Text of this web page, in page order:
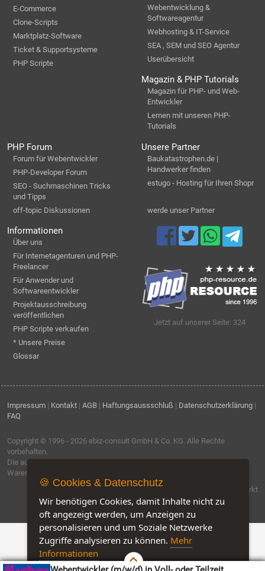
E-Commerce
Clone-Scripts
Marktplatz-Software
Ticket & Supportsysteme
PHP Scripte
Webentwicklung &
Softwareagentur
Webhosting & IT-Service
SEA , SEM und SEO Agentur
Userübersicht
Magazin & PHP Tutorials
Magazin für PHP- und Web-
Entwickler
Lernen mit unseren PHP-
Tutorials
PHP Forum
Forum für Webentwickler
PHP-Developer Forum
SEO - Suchmaschinen Tricks
und Tipps
off-topic Diskussionen
Unsere Partner
Baukatastrophen.de |
Handwerker finden
estugo - Hosting für Ihren Shopr
werde unser Partner
Informationen
Über uns
Für Internetagenturen und PHP-
Freelancer
Für Anwender und
Softwareentwickler
Projektausschreibung
veröffentlichen
PHP Scripte verkaufen
* Unsere Preise
Glossar
Jetzt auf unserer Seite: 324
Impressum | Kontakt | AGB | Haftungsaussschluß | Datenschutzerklärung |
FAQ
Copyright © 1996 - 2026 ebiz-consult GmbH & Co. KG . Alle Rechte
vorbehalten.
Die auf dieser Seite verwendeten Produktbezeichnungen, Namen und
Warenzeichen sind Eigentum der jeweiligen Firmen.
Software by IQ-Markt
🍪 Cookies & Datenschutz
Wir benötigen Cookies, damit Inhalte nicht zu
oft angezeigt werden, um Anzeigen zu
personalisieren und um Soziale Netzwerke
Zugriffe analysieren zu können. Mehr
Informationen